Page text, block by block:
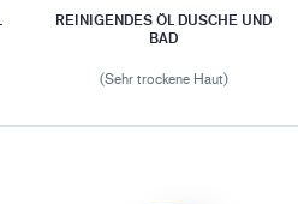
REINIGENDES ÖL DUSCHE UND
BAD
(Sehr trockene Haut)